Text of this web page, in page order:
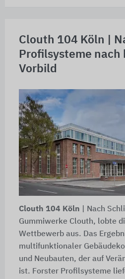
Clouth 104 Köln |
Profilsysteme nach
Vorbild
Clouth 104 Köln | Nach
Gummiwerke Clouth, lobte
Wettbewerb aus. Das
multifunktionaler
und Neubauten, der auf
ist. Forster Profilsysteme